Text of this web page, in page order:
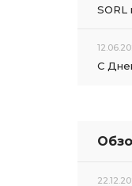
SORL
С